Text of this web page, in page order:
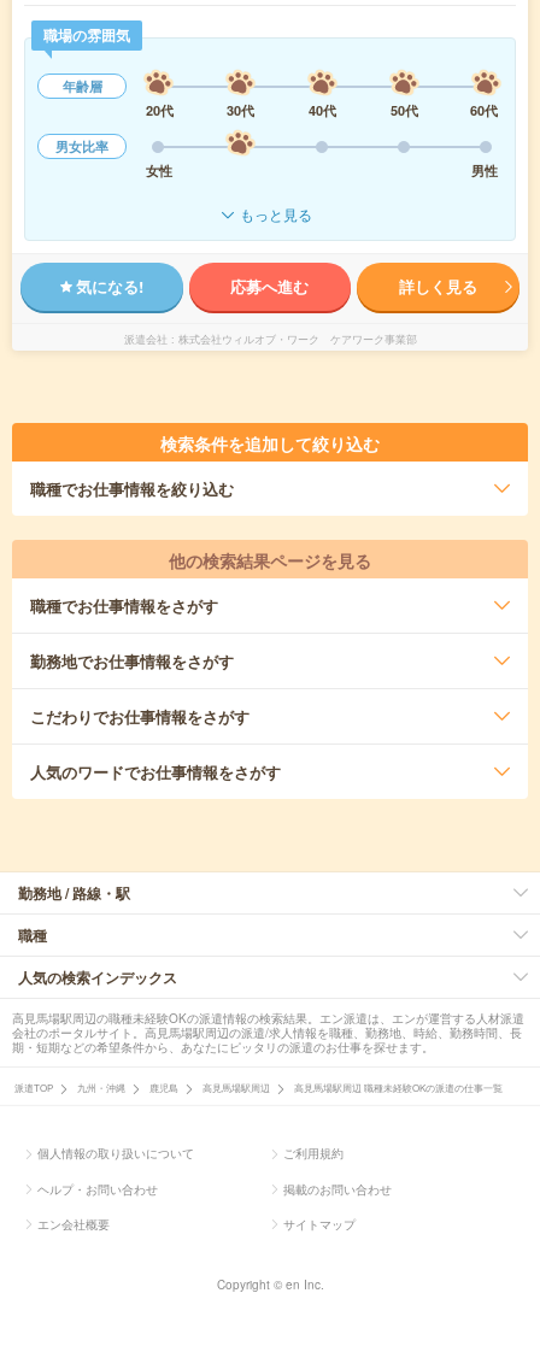
職場の雰囲気
年齢層
20代
30代 40代 50代
60代
男女比率
女性
男性
もっと見る
気になる! 応募へ進む 詳しく見る
派遣会社 株式会社ウィルオブ・ワーク ケアワーク事業部
検索条件を追加して絞り込む
職種でお仕事情報を絞り込む
他の検索結果ページを見る
職種でお仕事情報をさがす
勤務地でお仕事情報をさがす
こだわりでお仕事情報をさがす
人気のワードでお仕事情報をさがす
勤務地 / 路線・駅
職種
人気の検索インデックス
高見馬場駅周辺の職種未経験OKの派遣情報の検索結果。エン派遣は、エンが運営する人材派遣
会社のポータルサイト。高見馬場駅周辺の派遣/求人情報を職種、勤務地、時給、勤務時間、長
期・短期などの希望条件から、あなたにピッタリの派遣のお仕事を探せます。
派遣TOP 九州・沖縄 鹿児島 高見馬場駅周辺 高見馬場駅周辺 職種未経験OKの派遣の仕事一覧
個人情報の取り扱いについて ご利用規約
ヘルプ・お問い合わせ 掲載のお問い合わせ
エン会社概要 サイトマップ
Copyright © en Inc.